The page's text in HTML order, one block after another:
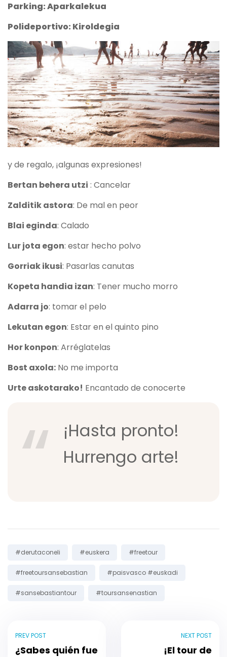
Parking: Aparkalekua
Polideportivo: Kiroldegia
y de regalo, ¡algunas expresiones!
Bertan behera utzi : Cancelar
Zalditik astora: De mal en peor
Blai eginda: Calado
Lur jota egon: estar hecho polvo
Gorriak ikusi: Pasarlas canutas
Kopeta handia izan: Tener mucho morro
Adarra jo: tomar el pelo
Lekutan egon: Estar en el quinto pino
Hor konpon: Arréglatelas
Bost axola: No me importa
Urte askotarako! Encantado de conocerte
¡Hasta pronto!
Hurrengo arte!
Tags:
#derutaconeli #euskera #freetour
#freetoursansebastian #paisvasco #euskadi
#sansebastiantour #toursansenastian
PREV POST
¿Sabes quién fue
NEXT POST
¡El tour de